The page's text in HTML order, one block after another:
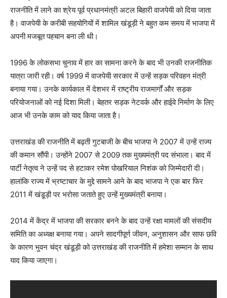
राजनीति में लाने का श्रेय पूर्व प्रधानमंत्री अटल बिहारी वाजपेयी को दिया जाता
है। वाजपेयी के करीबी सहयोगियों में शामिल खंडूड़ी ने बहुत कम समय में भाजपा में
अपनी मजबूत पहचान बना ली थी।
1996 के लोकसभा चुनाव में हार का सामना करने के बाद भी उनकी राजनीतिक
यात्रा जारी रही। वर्ष 1999 में वाजपेयी सरकार में उन्हें सड़क परिवहन मंत्री
बनाया गया। उनके कार्यकाल में देशभर में राष्ट्रीय राजमार्गों और सड़क
परियोजनाओं को नई दिशा मिली। बेहतर सड़क नेटवर्क और हाईवे निर्माण के लिए
आज भी उनके काम को याद किया जाता है।
उत्तराखंड की राजनीति में बढ़ती गुटबाजी के बीच भाजपा ने 2007 में उन्हें राज्य
की कमान सौंपी। उन्होंने 2007 से 2009 तक मुख्यमंत्री पद संभाला। बाद में
पार्टी नेतृत्व ने उन्हें पद से हटाकर रमेश पोखरियाल निशंक को जिम्मेदारी दी।
हालांकि राज्य में भ्रष्टाचार के मुद्दे सामने आने के बाद भाजपा ने एक बार फिर
2011 में खंडूड़ी पर भरोसा जताते हुए उन्हें मुख्यमंत्री बनाया।
2014 में केंद्र में भाजपा की सरकार बनने के बाद उन्हें रक्षा मामलों की संसदीय
समिति का अध्यक्ष बनाया गया। अपने सादगीपूर्ण जीवन, अनुशासन और साफ छवि
के कारण भुवन चंद्र खंडूड़ी को उत्तराखंड की राजनीति में हमेशा सम्मान के साथ
याद किया जाएगा।